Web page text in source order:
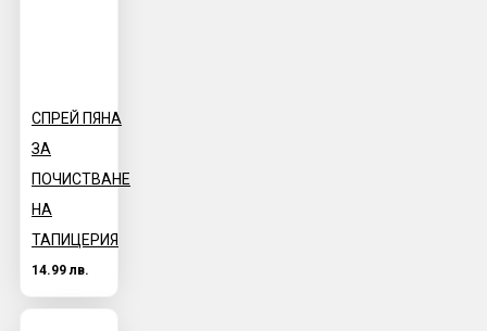
СПРЕЙ ПЯНА
ЗА
ПОЧИСТВАНЕ
НА
ТАПИЦЕРИЯ
14.99 лв.